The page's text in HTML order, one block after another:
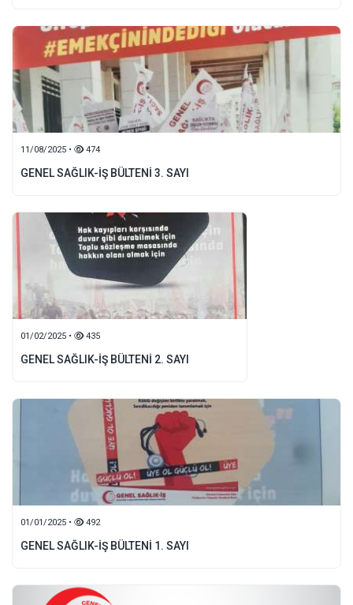
11/08/2025 • 474
GENEL SAĞLIK-İŞ BÜLTENİ 3. SAYI
01/02/2025 • 435
GENEL SAĞLIK-İŞ BÜLTENİ 2. SAYI
01/01/2025 • 492
GENEL SAĞLIK-İŞ BÜLTENİ 1. SAYI